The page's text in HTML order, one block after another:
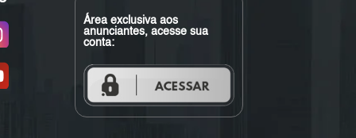
Área exclusiva aos
anunciantes, acesse sua
conta: